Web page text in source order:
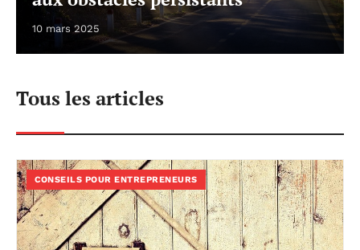
10 mars 2025
Tous les articles
CONSEILS POUR ENTREPRENEURS